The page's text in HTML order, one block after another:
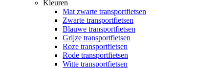
Kleuren
Mat zwarte transportfietsen
Zwarte transportfietsen
Blauwe transportfietsen
Grijze transportfietsen
Roze transportfietsen
Rode transportfietsen
Witte transportfietsen